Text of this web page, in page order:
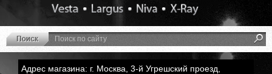
Адрес магазина: г. Москва, 3-й Угрешский проезд,